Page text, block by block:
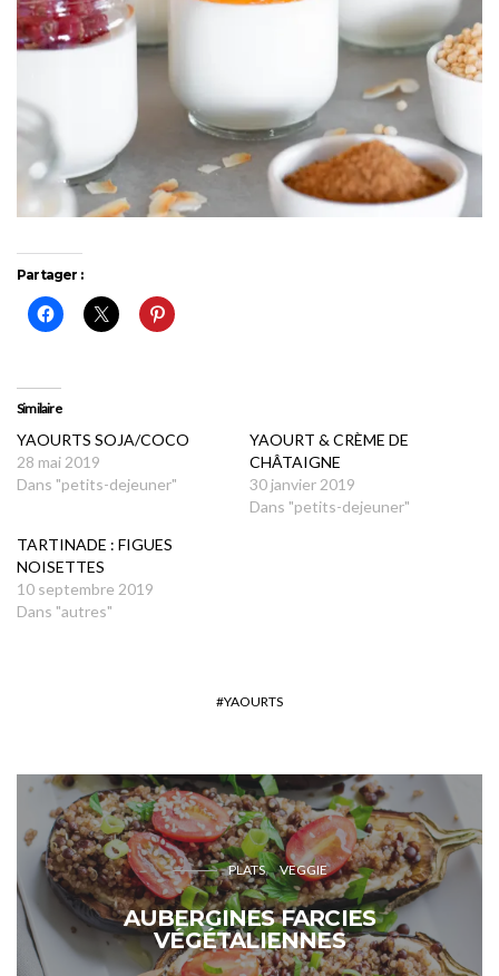
Partager :
Similaire
YAOURTS SOJA/COCO
28 mai 2019
Dans "petits-dejeuner"
YAOURT & CRÈME DE
CHÂTAIGNE
30 janvier 2019
Dans "petits-dejeuner"
TARTINADE : FIGUES
NOISETTES
10 septembre 2019
Dans "autres"
YAOURTS
PLATS VEGGIE
AUBERGINES FARCIES
VÉGÉTALIENNES